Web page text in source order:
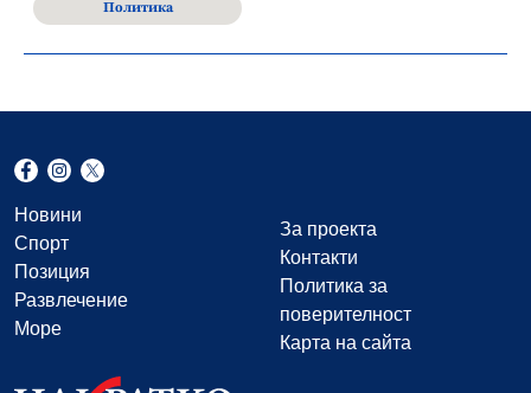
Политика
Новини
Спорт
Позиция
Развлечение
Море
За проекта
Контакти
Политика за
поверителност
Карта на сайта